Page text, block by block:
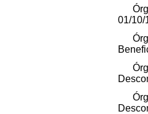
01/10/